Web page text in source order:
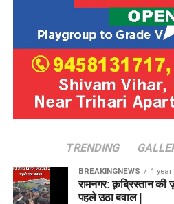
TRENDING
BREAKINGNEWS 1
रामनगर: क़ब्रिस्तान की
पहले उठा बवाल |